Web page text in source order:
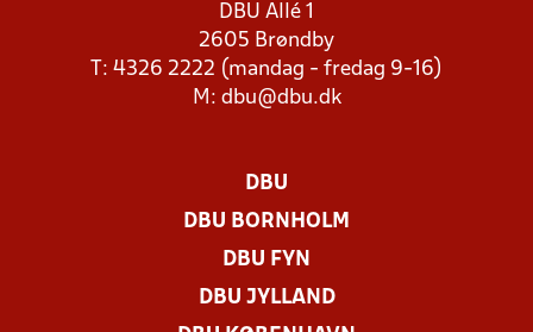
DBU Allé 1
2605 Brøndby
T: 4326 2222 (mandag - fredag 9-16)
M: dbu@dbu.dk
DBU
DBU BORNHOLM
DBU FYN
DBU JYLLAND